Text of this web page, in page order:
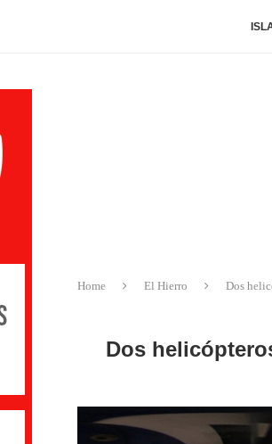
Home El Hierro Dos
Dos